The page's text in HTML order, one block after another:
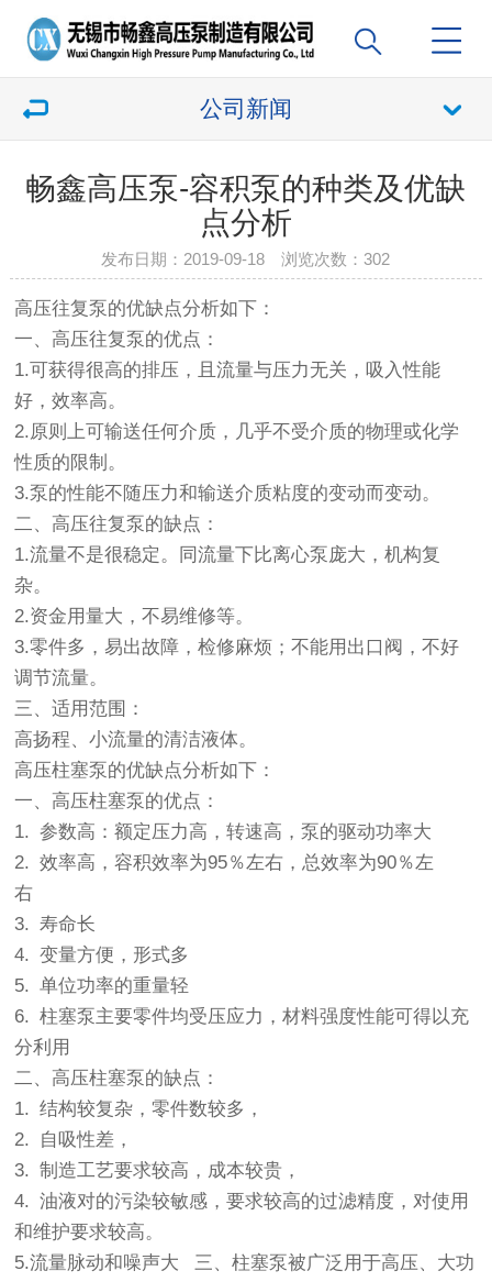
公司新闻
畅鑫高压泵-容积泵的种类及优缺
点分析
发布日期：2019-09-18 浏览次数：302
高压往复泵的优缺点分析如下：
一、高压往复泵的优点：
1.可获得很高的排压，且流量与压力无关，吸入性能
好，效率高。
2.原则上可输送任何介质，几乎不受介质的物理或化学
性质的限制。
3.泵的性能不随压力和输送介质粘度的变动而变动。
二、高压往复泵的缺点：
1.流量不是很稳定。同流量下比离心泵庞大，机构复
杂。
2.资金用量大，不易维修等。
3.零件多，易出故障，检修麻烦；不能用出口阀，不好
调节流量。
三、适用范围：
高扬程、小流量的清洁液体。
高压柱塞泵 的优缺点分析如下：
一、高压柱塞泵的优点：
1. 参数高：额定压力高，转速高，泵的驱动功率大
2. 效率高，容积效率为95％左右，总效率为90％左
右
3. 寿命长
4. 变量方便，形式多
5. 单位功率的重量轻
6. 柱塞泵主要零件均受压应力，材料强度性能可得以充
分利用
二、高压柱塞泵的缺点：
1. 结构较复杂，零件数较多，
2. 自吸性差，
3. 制造工艺要求较高，成本较贵，
4. 油液对的污染较敏感，要求较高的过滤精度，对使用
和维护要求较高。
5.流量脉动和噪声大 三、柱塞泵被广泛用于高压、大功